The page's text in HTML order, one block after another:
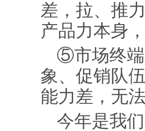
差，拉、推
产品力本身
⑤市场终端
象、促销队
能力差，无
今年是我